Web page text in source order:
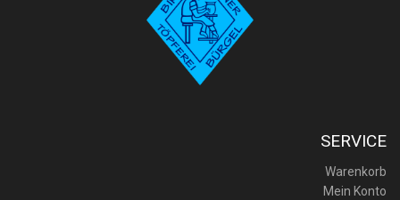
SERVICE
Warenkorb
Mein Konto